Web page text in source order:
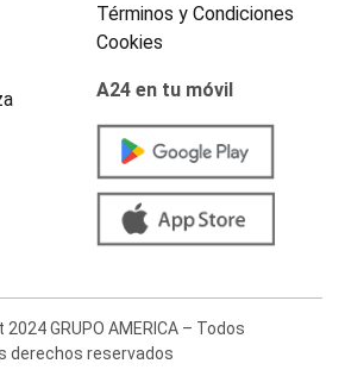
Términos y Condiciones
Cookies
A24 en tu móvil
GRUPO AMERICA – Todos
derechos reservados